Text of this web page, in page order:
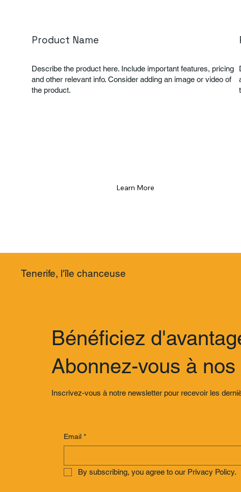
Product Name
Describe the product here. Include important features, pricing
and other relevant info. Consider adding an image or video of
the product.
Learn More
Tenerife, l'île chanceuse
Bénéficiez
Abonnez-vous à
Inscrivez-vous à notre newsletter pour recevoir les
Email *
By subscribing, you agree to our Privacy Policy.